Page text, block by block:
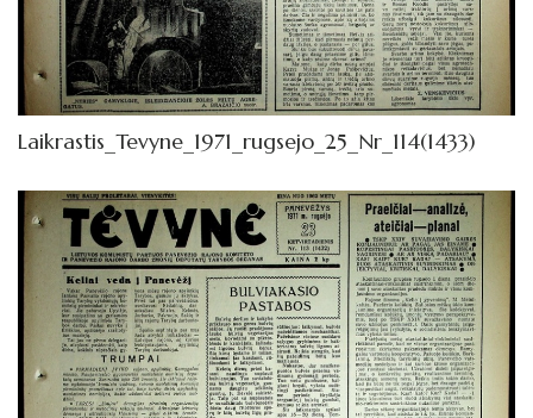
Laikrastis_Tevyne_1971_rugsejo_25_Nr_114(1433)